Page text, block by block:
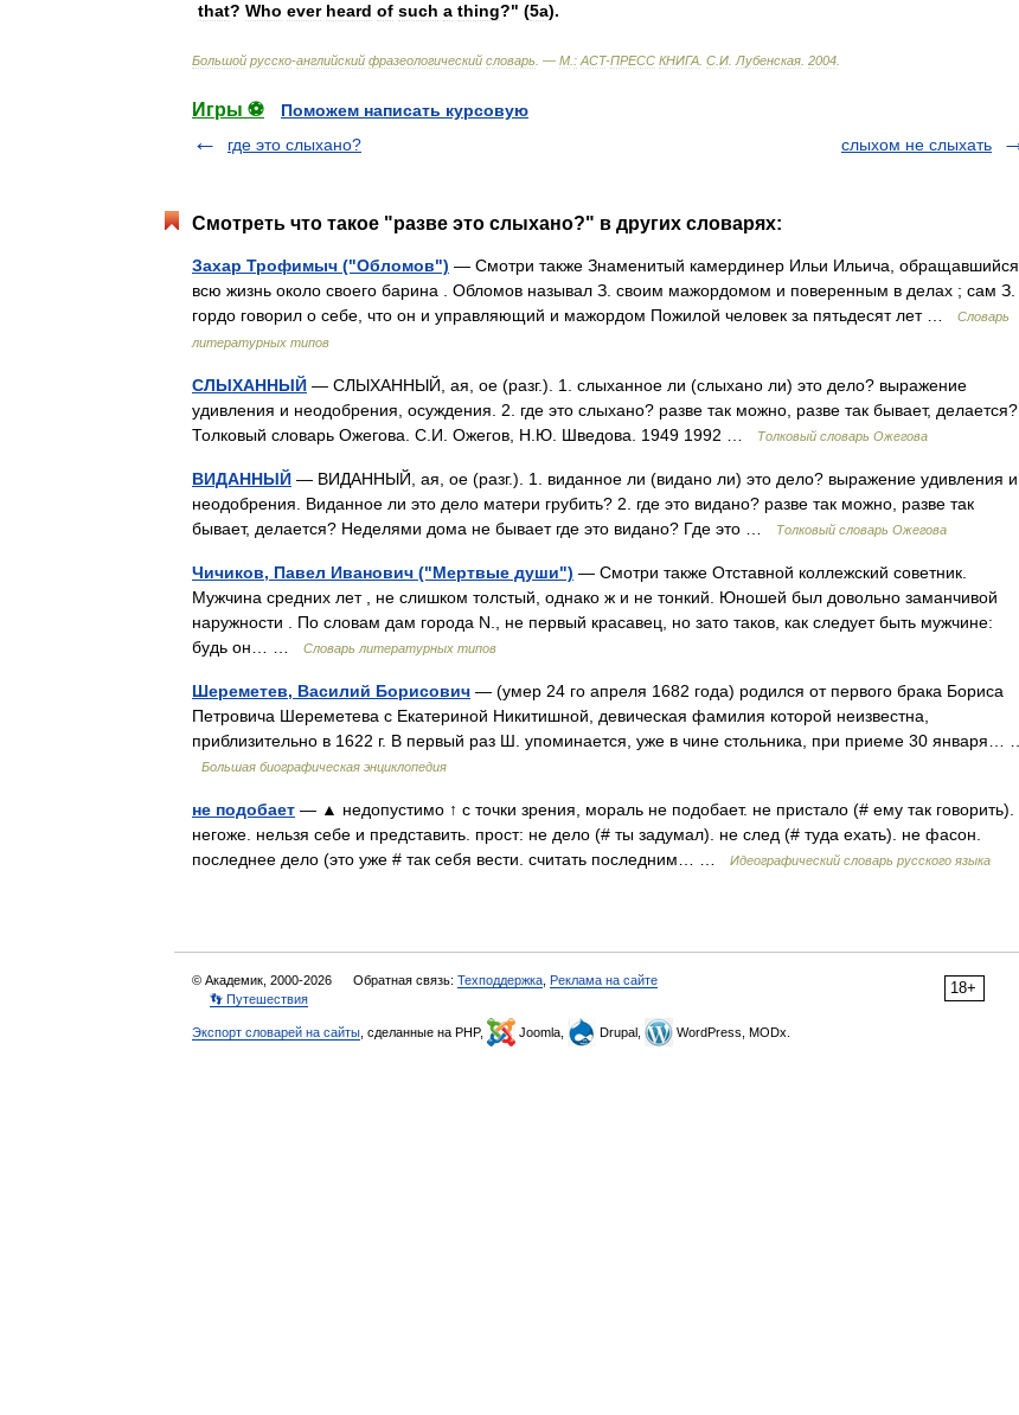
that? Who ever heard of such a thing?" (5a).
Большой русско-английский фразеологический словарь . — М : ACT-ПРЕСС КНИГА С И Лубенская 2004
Игры ⚽
Поможем написать курсовую
где это слыхано?
слыхом не слыхать
Смотреть что такое "разве это слыхано?" в других словарях:
Захар Трофимыч ("Обломов") — Смотри также Знаменитый камердинер Ильи Ильича, обращавшийся
всю жизнь около своего барина . Обломов называл З. своим мажордомом и поверенным в делах ; сам З.
гордо говорил о себе, что он и управляющий и мажордом Пожилой человек за пятьдесят лет …
Словарь
литературных типов
СЛЫХАННЫЙ — СЛЫХАННЫЙ, ая, ое (разг.). 1. слыханное ли (слыхано ли) это дело? выражение
удивления и неодобрения, осуждения. 2. где это слыхано? разве так можно, разве так бывает, делается?
Толковый словарь Ожегова. С.И. Ожегов, Н.Ю. Шведова. 1949 1992 …
Толковый словарь Ожегова
ВИДАННЫЙ — ВИДАННЫЙ, ая, ое (разг.). 1. виданное ли (видано ли) это дело? выражение удивления и
неодобрения. Виданное ли это дело матери грубить? 2. где это видано? разве так можно, разве так
бывает, делается? Неделями дома не бывает где это видано? Где это …
Толковый словарь Ожегова
Чичиков, Павел Иванович ("Мертвые души") — Смотри также Отставной коллежский советник.
Мужчина средних лет , не слишком толстый, однако ж и не тонкий. Юношей был довольно заманчивой
наружности . По словам дам города N., не первый красавец, но зато таков, как следует быть мужчине:
будь он… …
Словарь литературных типов
Шереметев, Василий Борисович — (умер 24 го апреля 1682 года) родился от первого брака Бориса
Петровича Шереметева с Екатериной Никитишной, девическая фамилия которой неизвестна,
приблизительно в 1622 г. В первый раз Ш. упоминается, уже в чине стольника, при приеме 30 января… …
Большая биографическая энциклопедия
не подобает — ▲ недопустимо ↑ с точки зрения, мораль не подобает. не пристало (# ему так говорить).
негоже. нельзя себе и представить. прост: не дело (# ты задумал). не след (# туда ехать). не фасон.
последнее дело (это уже # так себя вести. считать последним… …
Идеографический словарь русского языка
18+
© Академик, 2000-2026 Обратная связь: Техподдержка Реклама на сайте
👣 Путешествия
Экспорт словарей на сайты , сделанные на PHP, Joomla, Drupal, WordPress, MODx.